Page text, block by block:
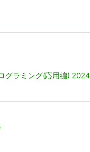
グラミング(応用編) 2024